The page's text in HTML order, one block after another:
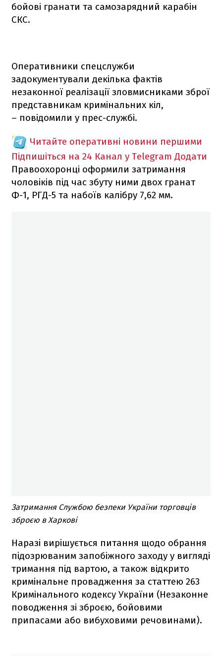
бойові гранати та самозарядний карабін
СКС.
Оперативники спецслужби
задокументували декілька фактів
незаконної реалізації зловмисниками зброї
представникам кримінальних кіл,
– повідомили у прес-службі.
Читайте оперативні новини першими
Підпишіться на 24 Канал у Telegram Додати
Правоохоронці оформили затримання
чоловіків під час збуту ними двох гранат
Ф-1, РГД-5 та набоїв калібру 7,62 мм.
Затримання Службою безпеки України торговців
зброєю в Харкові
Наразі вирішується питання щодо обрання
підозрюваним запобіжного заходу у вигляді
тримання під вартою, а також відкрито
кримінальне провадження за статтею 263
Кримінального кодексу України (Незаконне
поводження зі зброєю, бойовими
припасами або вибуховими речовинами).